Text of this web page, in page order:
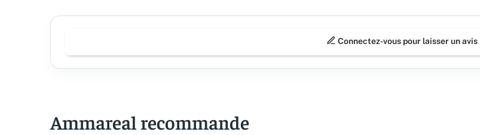
Connectez-vous pour laisser un avis
Ammareal recommande